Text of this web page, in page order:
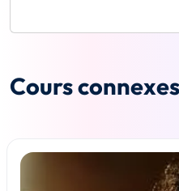
Cours connexes